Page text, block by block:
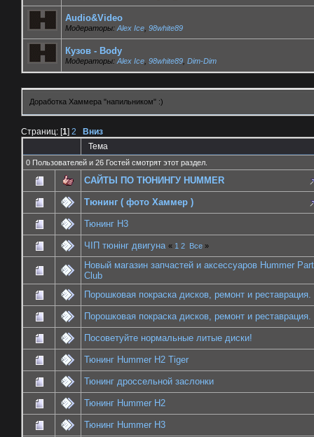
Audio&Video
Модераторы: Alex Ice 98white89
Кузов - Body
Модераторы: Alex Ice 98white89 Dim-Dim
Доработка Хаммера "напильником" :)
Страниц: [1] 2
Вниз
Тема
0 Пользователей и 26 Гостей смотрят этот раздел.
САЙТЫ ПО ТЮНИНГУ HUMMER
Тюнинг ( фото Хаммер )
Тюнинг Н3
ЧІП тюнінг двигуна « 1 2 Все »
Новый магазин запчастей и аксессуаров Hummer
Club
Порошковая покраска дисков, ремонт и реставрация.
Порошковая покраска дисков, ремонт и реставрация.
Посоветуйте нормальные литые диски!
Тюнинг Hummer H2 Tiger
Тюнинг дроссельной заслонки
Тюнинг Hummer H2
Тюнинг Hummer H3